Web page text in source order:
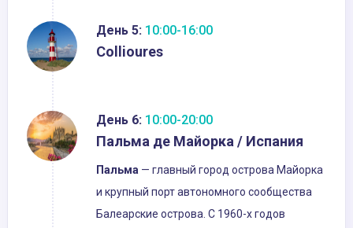
День 5: 10:00-16:00
Collioures
День 6: 10:00-20:00
Пальма де Майорка / Испания
Пальма — главный город острова Майорка
и крупный порт автономного сообщества
Балеарские острова. С 1960-х годов